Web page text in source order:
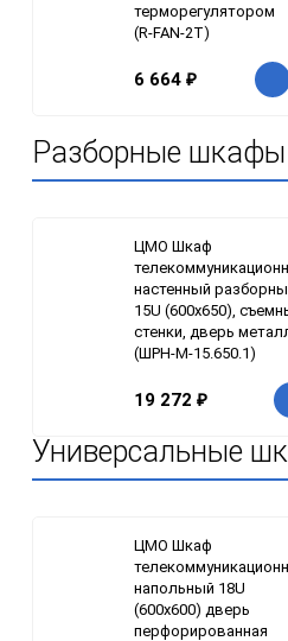
терморегулятором
(R-FAN-2T)
6 664 ₽
Разборные
ЦМО Шкаф
настенный
15U (600х650),
стенки, дверь
(ШРН-М-15.650.1)
19 272 ₽
Универсальные
ЦМО Шкаф
напольный 18U
(600x600) дверь
перфорированная